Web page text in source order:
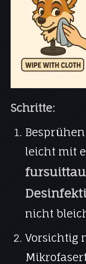
Schritte:
leicht mit
nicht
Vorsichtig